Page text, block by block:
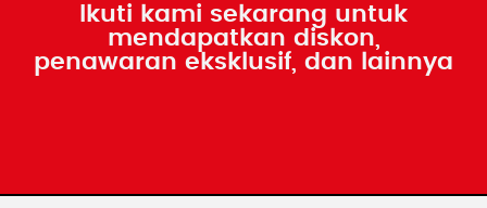
Ikuti kami sekarang untuk
mendapatkan diskon,
penawaran eksklusif, dan lainnya